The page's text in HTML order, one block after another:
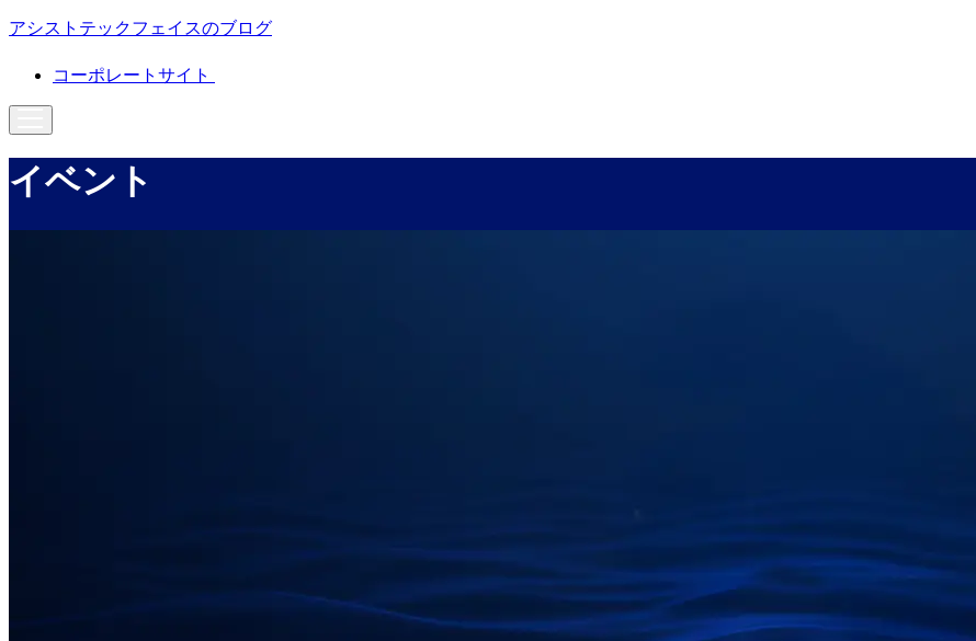
アシストテックフェイスのブログ
コーポレートサイト
イベント